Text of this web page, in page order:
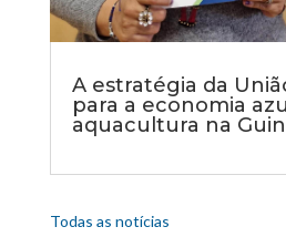
A estratégia da
para a economia
aquacultura na
Todas as notícias